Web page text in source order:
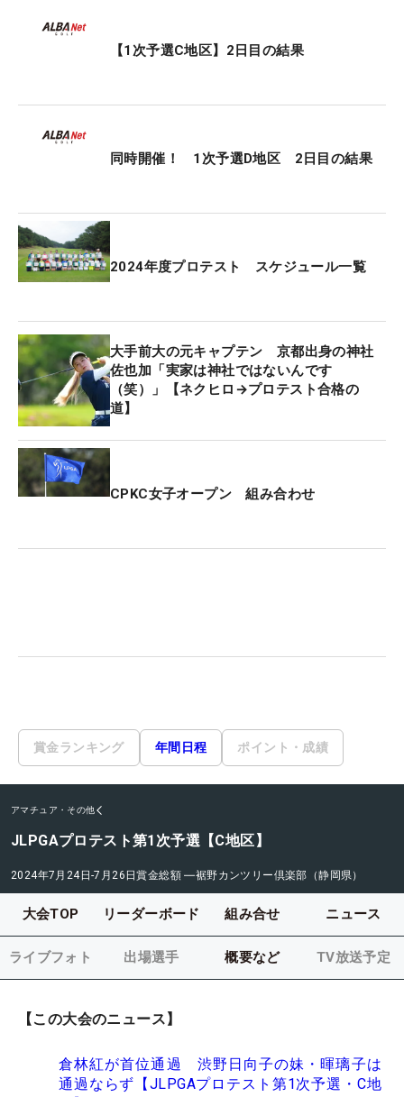
【1次予選C地区】2日目の結果
同時開催！ 1次予選D地区 2日目の結果
2024年度プロテスト スケジュール一覧
大手前大の元キャプテン 京都出身の神社
佐也加「実家は神社ではないんです
（笑）」【ネクヒロ→プロテスト合格の
道】
CPKC女子オープン 組み合わせ
賞金ランキング 年間日程 ポイント・成績
アマチュア・その他
JLPGAプロテスト第1次予選【C地区】
2024年7月24日-7月26日賞金総額 ―裾野カンツリー倶楽部（静岡県）
大会TOP リーダーボード 組み合せ ニュース
ライブフォト 出場選手 概要など TV放送予定
【この大会のニュース】
倉林紅が首位通過 渋野日向子の妹・暉璃子は
通過ならず【JLPGAプロテスト第1次予選・C地